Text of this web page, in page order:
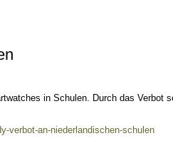
in Schulen. Durch das Verbot
verbot-an-niederlandischen-schulen